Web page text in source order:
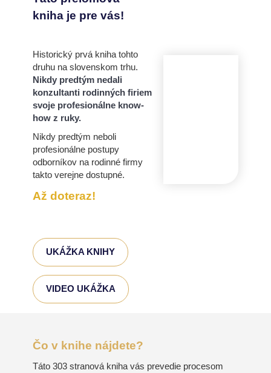
kniha je pre vás!
Historický prvá kniha tohto
druhu na slovenskom trhu.
Nikdy predtým nedali
konzultanti rodinných firiem
svoje profesionálne know-
how z ruky.
Nikdy predtým neboli
profesionálne postupy
odborníkov na rodinné firmy
takto verejne dostupné.
Až doteraz!
UKÁŽKA KNIHY
VIDEO UKÁŽKA
Čo v knihe nájdete?
Táto 303 stranová kniha vás prevedie procesom